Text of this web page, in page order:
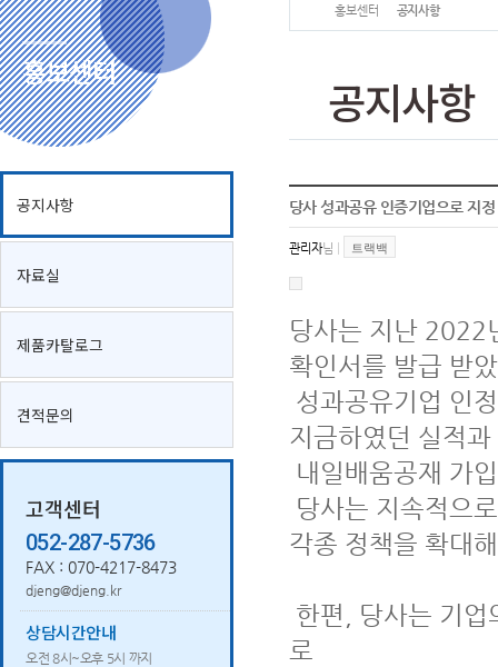
홍보센터
공지사항
자료실
제품카탈로그
견적문의
고객센터
052-287-5736
FAX : 070-4217-8473
djeng@djeng.kr
상담시간안내
오전 8시~오후 5시 까지
홍보센터 공지사항
공지사항
당사 성과공유 인증기업으로 지
관리자님 트랙백
당사는 지난 2022
확인서를 발급 받
성과공유기업 인
지금하였던 실적과
내일배움공재 가
당사는 지속적으
각종 정책을 확대
한편, 당사는 기업
로